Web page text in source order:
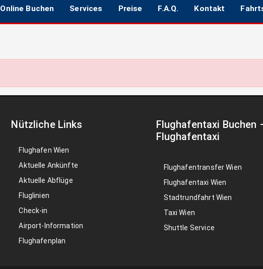
Online Buchen Services Preise F.A.Q. Kontakt
Nützliche Links
Flughafen Wien
Aktuelle Ankünfte
Aktuelle Abflüge
Fluglinien
Check-in
Airport-Information
Flughafenplan
Flughafentaxi Buchen
Flughafentaxi
Flughafentransfer Wien
Flughafentaxi Wien
Stadtrundfahrt Wien
Taxi Wien
Shuttle Service